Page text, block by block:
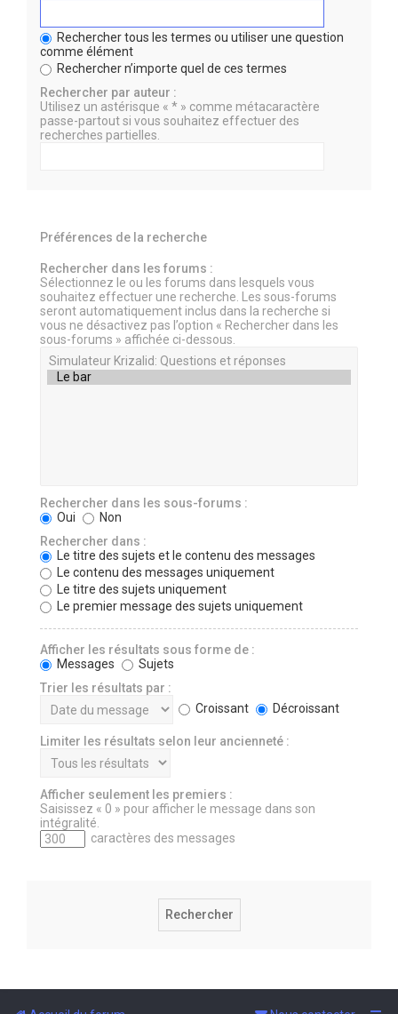
Rechercher tous les termes ou utiliser une question
comme élément
Rechercher n’importe quel de ces termes
Rechercher par auteur :
Utilisez un astérisque « * » comme métacaractère
passe-partout si vous souhaitez effectuer des
recherches partielles.
Préférences de la recherche
Rechercher dans les forums :
Sélectionnez le ou les forums dans lesquels vous
souhaitez effectuer une recherche. Les sous-forums
seront automatiquement inclus dans la recherche si
vous ne désactivez pas l’option « Rechercher dans les
sous-forums » affichée ci-dessous.
Rechercher dans les sous-forums :
Oui
Non
Rechercher dans :
Le titre des sujets et le contenu des messages
Le contenu des messages uniquement
Le titre des sujets uniquement
Le premier message des sujets uniquement
Afficher les résultats sous forme de :
Messages
Sujets
Trier les résultats par :
Croissant
Décroissant
Limiter les résultats selon leur ancienneté :
Afficher seulement les premiers :
Saisissez « 0 » pour afficher le message dans son
intégralité.
caractères des messages